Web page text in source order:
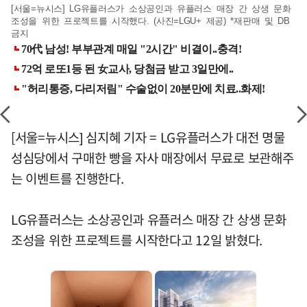
[서울=뉴시스] LG유플러스가 소상공인과 유플러스 매장 간 상생 문화
조성을 위한 프로젝트를 시작했다. (사진=LGU+ 제공) *재판매 및 DB
금지
[서울=뉴시스] 심지혜 기자 = LG유플러스가 대전 명물
성심당에서 구매한 빵을 자사 매장에서 무료로 보관해주
는 이벤트를 진행한다.
LG유플러스는 소상공인과 유플러스 매장 간 상생 문화
조성을 위한 프로젝트를 시작한다고 12일 밝혔다.